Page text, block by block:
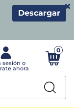
Descargar
×
0